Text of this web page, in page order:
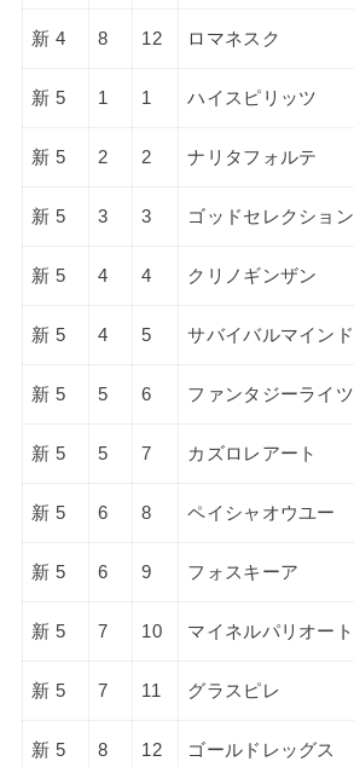
新 4 8 12 ロマネスク
新 5 1 1 ハイスピリッツ
新 5 2 2 ナリタフォルテ
新 5 3 3 ゴッドセレクション
新 5 4 4 クリノギンザン
新 5 4 5 サバイバルマインド
新 5 5 6 ファンタジーライツ
新 5 5 7 カズロレアート
新 5 6 8 ペイシャオウユー
新 5 6 9 フォスキーア
新 5 7 10 マイネルパリオート
新 5 7 11 グラスピレ
新 5 8 12 ゴールドレッグス